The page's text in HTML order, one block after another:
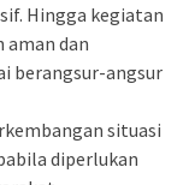
Hingga kegiatan
aman dan
berangsur-angsur
situasi
diperlukan